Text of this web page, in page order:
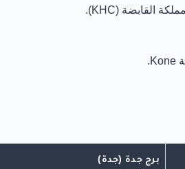
برج جدة (جدة)